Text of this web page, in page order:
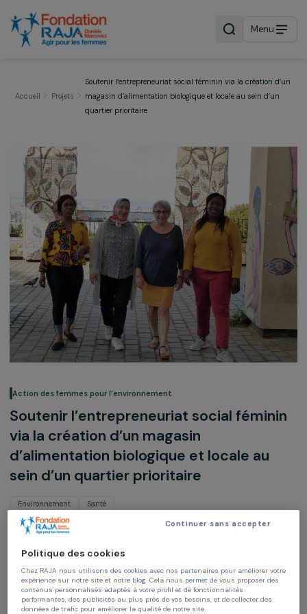
Menu
magasin d’alimentation biologique et locale au sein
Action des femmes pour l’environnement
Soutenir l’entrepreneuriat social
via la création d’un magasin
d’alimentation biologique et locale au
sein d’un quartier prioritaire
Environnement Santé
Saveurs en partage
Île-de-France, France,Europe
Continuer sans accepter